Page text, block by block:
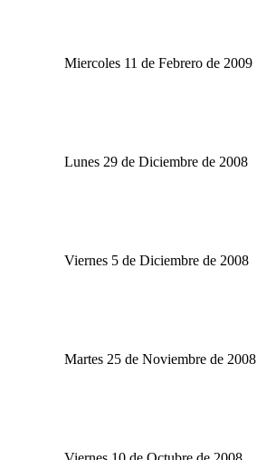
Miercoles 11 de Febrero de 2009
Lunes 29 de Diciembre de 2008
Viernes 5 de Diciembre de 2008
Martes 25 de Noviembre de 2008